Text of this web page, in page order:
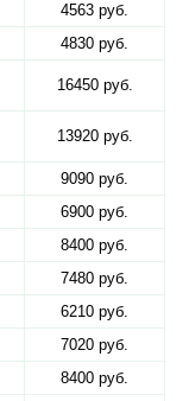
4563 руб.
4830 руб.
16450 руб.
13920 руб.
9090 руб.
6900 руб.
8400 руб.
7480 руб.
6210 руб.
7020 руб.
8400 руб.